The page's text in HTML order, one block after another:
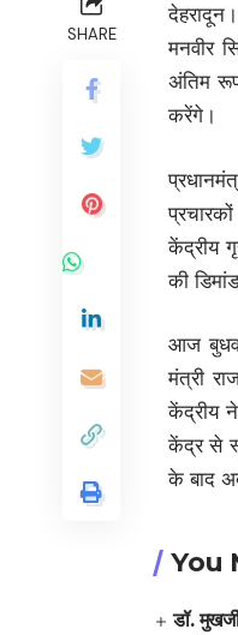
SHARE
मनवीर
अंतिम
करेंगे।
केंद्रीय
की
आज
मंत्री
केंद्रीय
केंद्र से
के बाद
You
डॉ.